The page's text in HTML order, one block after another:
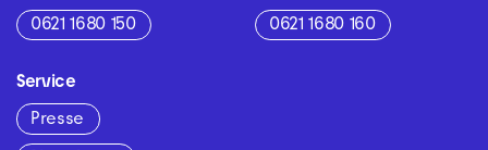
0621 1680 150 0621 1680 160
Service
Presse